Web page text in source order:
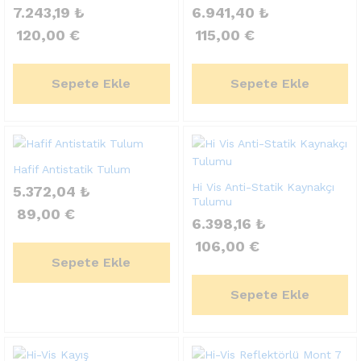
7.243,19 ₺
120,00 €
Sepete Ekle
6.941,40 ₺
115,00 €
Sepete Ekle
Hafif Antistatik Tulum
5.372,04 ₺
89,00 €
Sepete Ekle
Hi Vis Anti-Statik Kaynakçı
Tulumu
6.398,16 ₺
106,00 €
Sepete Ekle